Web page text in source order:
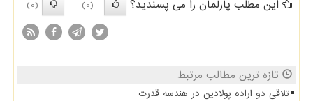
این مطلب پارلمان را می پسندید؟
(0)
(0)
تازه ترین مطالب مرتبط
تلاقی دو اراده پولادین در هندسه قدرت